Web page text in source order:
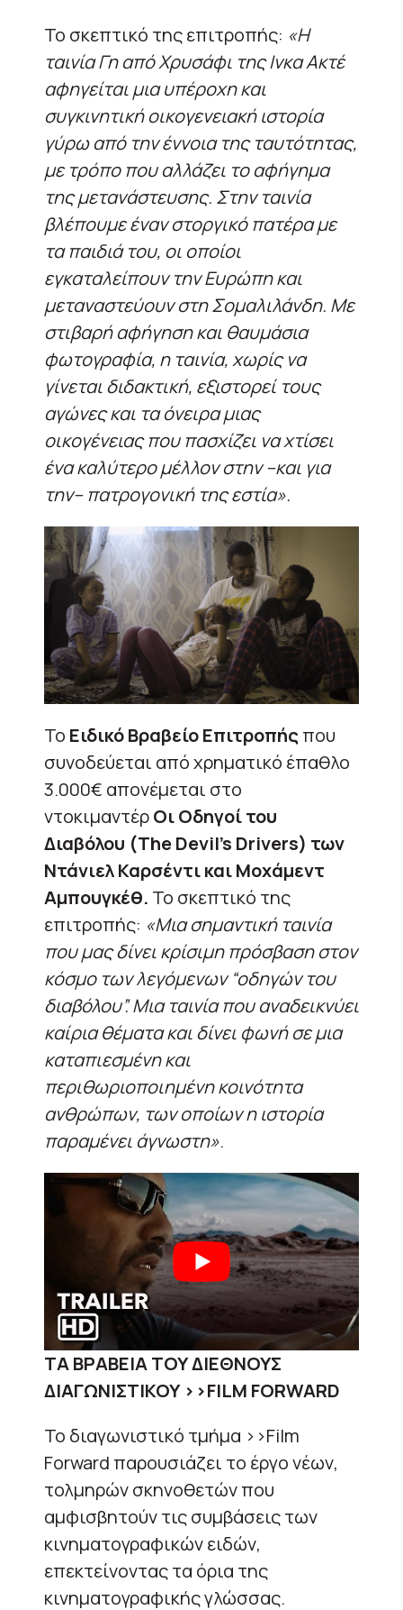
Το σκεπτικό της επιτροπής: «Η
ταινία Γη από Χρυσάφι της Ινκα Ακτέ
αφηγείται μια υπέροχη και
συγκινητική οικογενειακή ιστορία
γύρω από την έννοια της ταυτότητας,
με τρόπο που αλλάζει το αφήγημα
της μετανάστευσης. Στην ταινία
βλέπουμε έναν στοργικό πατέρα με
τα παιδιά του, οι οποίοι
εγκαταλείπουν την Ευρώπη και
μεταναστεύουν στη Σομαλιλάνδη. Με
στιβαρή αφήγηση και θαυμάσια
φωτογραφία, η ταινία, χωρίς να
γίνεται διδακτική, εξιστορεί τους
αγώνες και τα όνειρα μιας
οικογένειας που πασχίζει να χτίσει
ένα καλύτερο μέλλον στην –και για
την– πατρογονική της εστία».
Το Ειδικό Βραβείο Επιτροπήςπου
συνοδεύεται από χρηματικό έπαθλο
3.000€ απονέμεται στο
ντοκιμαντέρΟι Οδηγοί του
Διαβόλου (The Devil’s Drivers) των
Ντάνιελ Καρσέντι και Μοχάμεντ
Αμπουγκέθ. Το σκεπτικό της
επιτροπής: «Μια σημαντική ταινία
που μας δίνει κρίσιμη πρόσβαση στον
κόσμο των λεγόμενων “οδηγών του
διαβόλου”. Μια ταινία που αναδεικνύει
καίρια θέματα και δίνει φωνή σε μια
καταπιεσμένη και
περιθωριοποιημένη κοινότητα
ανθρώπων, των οποίων η ιστορία
παραμένει άγνωστη».
ΤΑ ΒΡΑΒΕΙΑ ΤΟΥ ΔΙΕΘΝΟΥΣ
ΔΙΑΓΩΝΙΣΤΙΚΟΥ >>FILM FORWARD
Το διαγωνιστικό τμήμα >>Film
Forward παρουσιάζει το έργο νέων,
τολμηρών σκηνοθετών που
αμφισβητούν τις συμβάσεις των
κινηματογραφικών ειδών,
επεκτείνοντας τα όρια της
κινηματογραφικής γλώσσας.